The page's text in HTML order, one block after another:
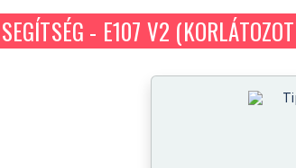
SEGÍTSÉG - E107 V2